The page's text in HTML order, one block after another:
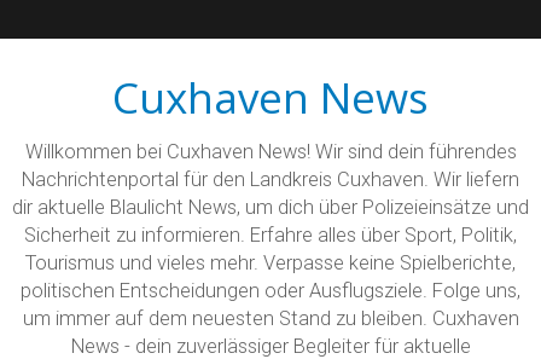
Cuxhaven News
Willkommen bei Cuxhaven News! Wir sind dein führendes
Nachrichtenportal für den Landkreis Cuxhaven. Wir liefern
dir aktuelle Blaulicht News, um dich über Polizeieinsätze und
Sicherheit zu informieren. Erfahre alles über Sport, Politik,
Tourismus und vieles mehr. Verpasse keine Spielberichte,
politischen Entscheidungen oder Ausflugsziele. Folge uns,
um immer auf dem neuesten Stand zu bleiben. Cuxhaven
News - dein zuverlässiger Begleiter für aktuelle